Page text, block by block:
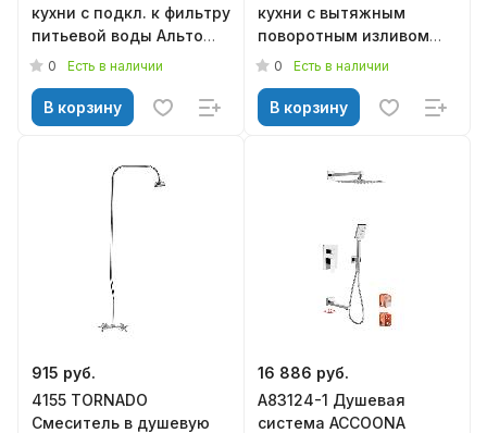
кухни с подкл. к фильтру
питьевой воды Альто
хром SF278063CH
0 Есть в наличии
В корзину
кухни с вытяжным
поворотным изливом
Ниара черный матовый
0 Есть в наличии
В корзину
915 руб.
4155 TORNADO
Смеситель в душевую
16 886 руб.
A83124-1 Душевая
система ACCOONA